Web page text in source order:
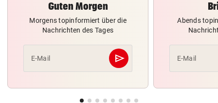
Guten Morgen
Morgens topinformiert über die
Nachrichten des Tages
E-Mail send
Abschicken
Abends
E-Mail